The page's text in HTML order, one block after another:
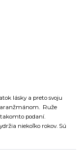
lásky a preto svoju
Ruže
podaní.
niekoľko rokov. Sú